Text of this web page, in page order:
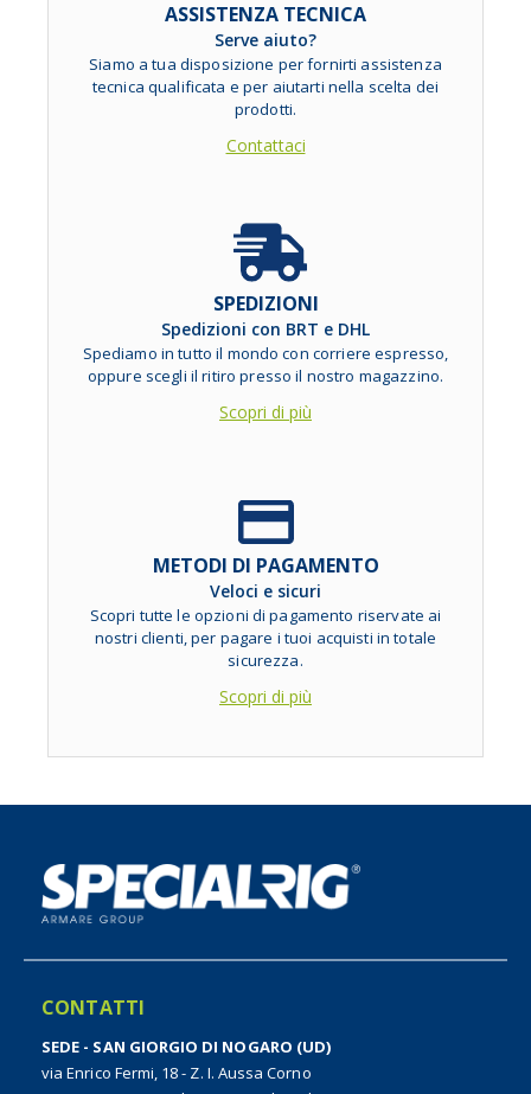
ASSISTENZA TECNICA
Serve aiuto?
Siamo a tua disposizione per fornirti assistenza
tecnica qualificata e per aiutarti nella scelta dei
prodotti.
Contattaci
SPEDIZIONI
Spedizioni con BRT e DHL
Spediamo in tutto il mondo con corriere espresso,
oppure scegli il ritiro presso il nostro magazzino.
Scopri di più
METODI DI PAGAMENTO
Veloci e sicuri
Scopri tutte le opzioni di pagamento riservate ai
nostri clienti, per pagare i tuoi acquisti in totale
sicurezza.
Scopri di più
CONTATTI
SEDE - SAN GIORGIO DI NOGARO (UD)
via Enrico Fermi, 18 - Z. I. Aussa Corno